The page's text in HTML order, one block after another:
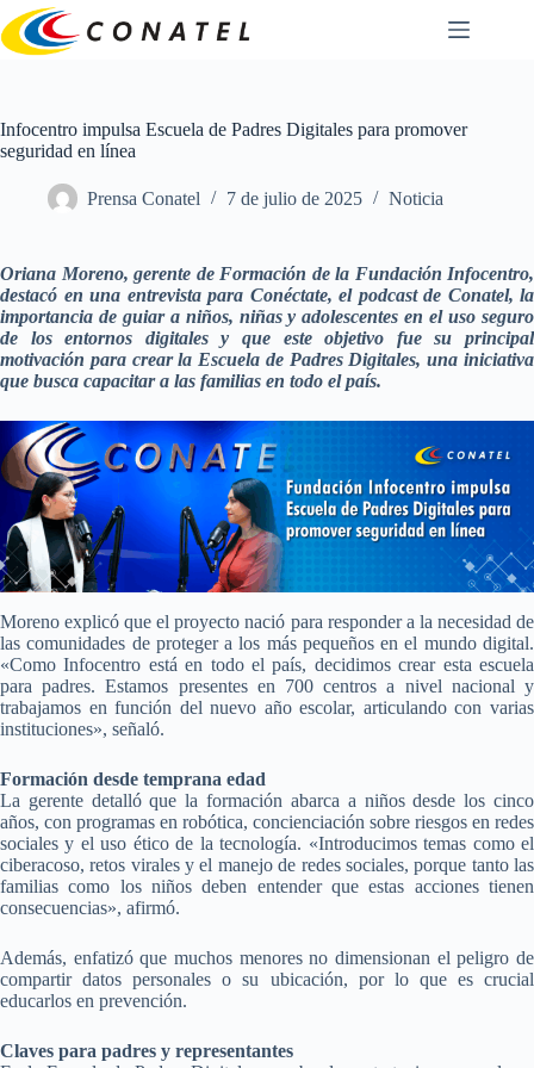
Saltar
al
contenido
Infocentro impulsa Escuela de Padres Digitales para promover
seguridad en línea
Prensa Conatel 7 de julio de 2025 Noticia
Oriana Moreno, gerente de Formación de la Fundación Infocentro,
destacó en una entrevista para Conéctate, el podcast de Conatel, la
importancia de guiar a niños, niñas y adolescentes en el uso seguro
de los entornos digitales y que este objetivo fue su principal
motivación para crear la Escuela de Padres Digitales, una iniciativa
que busca capacitar a las familias en todo el país.
Moreno explicó que el proyecto nació para responder a la necesidad de
las comunidades de proteger a los más pequeños en el mundo digital.
«Como Infocentro está en todo el país, decidimos crear esta escuela
para padres. Estamos presentes en 700 centros a nivel nacional y
trabajamos en función del nuevo año escolar, articulando con varias
instituciones», señaló.
Formación desde temprana edad
La gerente detalló que la formación abarca a niños desde los cinco
años, con programas en robótica, concienciación sobre riesgos en redes
sociales y el uso ético de la tecnología. «Introducimos temas como el
ciberacoso, retos virales y el manejo de redes sociales, porque tanto las
familias como los niños deben entender que estas acciones tienen
consecuencias», afirmó.
Además, enfatizó que muchos menores no dimensionan el peligro de
compartir datos personales o su ubicación, por lo que es crucial
educarlos en prevención.
Claves para padres y representantes